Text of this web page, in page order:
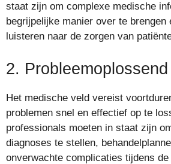
staat zijn om complexe medische
begrijpelijke manier over te brengen
luisteren naar de zorgen van
2.
Het medische veld vereist
problemen snel en effectief op te
professionals moeten in staat zijn
diagnoses te stellen,
onverwachte complicaties tijdens